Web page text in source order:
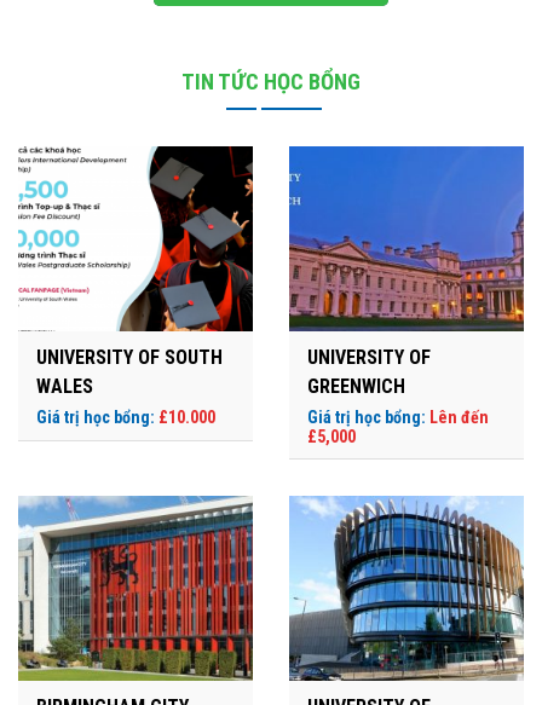
TIN TỨC HỌC BỔNG
UNIVERSITY OF SOUTH
WALES
Giá trị học bổng: £10.000
UNIVERSITY OF
GREENWICH
Giá trị học bổng: Lên đến
£5,000